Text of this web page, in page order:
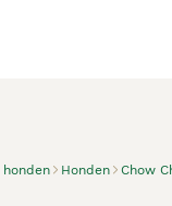
Honden Chow